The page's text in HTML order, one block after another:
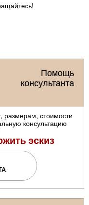
Помощь
консультанта
размерам, стоимости
консультацию
эскиз